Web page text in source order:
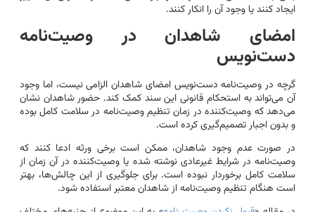
ایجاد کنند یا وجود آن را انکار کنند.
امضای شاهدان در وصیت‌نامه
دست‌نویس
گرچه در وصیت‌نامه دست‌نویس امضای شاهدان الزامی نیست، اما وجود
آن می‌تواند به استحکام قانونی این سند کمک کند. حضور شاهدان نشان
می‌دهد که وصیت‌کننده در زمان تنظیم وصیت‌نامه در سلامت کامل بوده
و بدون اجبار تصمیم‌گیری کرده است.
در صورت عدم وجود شاهدان، ممکن است برخی ورثه ادعا کنند که
وصیت‌نامه در شرایط غیرعادی نوشته شده یا وصیت‌کننده در آن زمان از
سلامت کامل برخوردار نبوده است. برای جلوگیری از این چالش‌ها، بهتر
است هنگام تنظیم وصیت‌نامه از شاهدان معتبر استفاده شود.